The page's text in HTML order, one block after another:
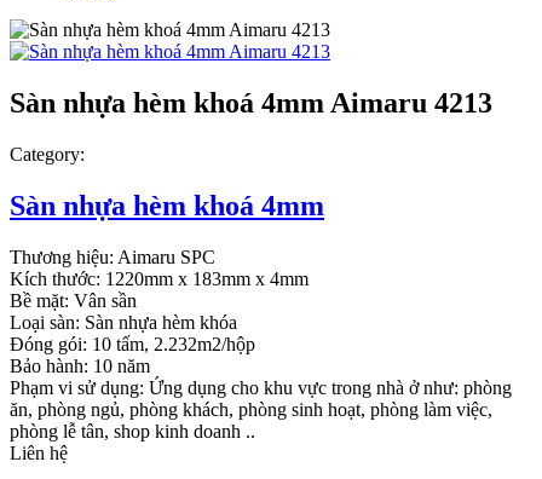
Sàn nhựa hèm khoá 4mm Aimaru 4213
Category:
Sàn nhựa hèm khoá 4mm
Thương hiệu: Aimaru SPC
Kích thước: 1220mm x 183mm x 4mm
Bề mặt: Vân sần
Loại sàn: Sàn nhựa hèm khóa
Đóng gói: 10 tấm, 2.232m2/hộp
Bảo hành: 10 năm
Phạm vi sử dụng: Ứng dụng cho khu vực trong nhà ở như: phòng
ăn, phòng ngủ, phòng khách, phòng sinh hoạt, phòng làm việc,
phòng lễ tân, shop kinh doanh ..
Liên hệ